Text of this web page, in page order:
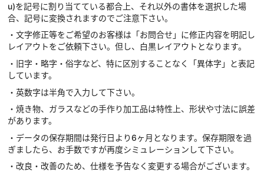
u)を記号に割り当てている都合上、それ以外の書体を選択した場
合、記号に変換されますのでご注意下さい。
・文字修正等をご希望のお客様は「お問合せ」に修正内容を明記し
レイアウトをご依頼下さい。但し、白黒レイアウトとなります。
・旧字・略字・俗字など、特に区別することなく「異体字」と表記
しています。
・英数字は半角で入力して下さい。
・焼き物、ガラスなどの手作り加工品は特性上、形状や寸法に誤差
があります。
・データの保存期間は発行日より6ヶ月となります。保存期限を過
ぎましたら、お手数ですが再度シミュレーションして下さい。
・改良・改善のため、仕様を予告なく変更する場合がございます。